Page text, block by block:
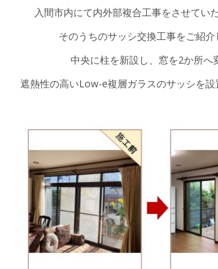
入間市内にて内外部複合工事をさせてい
そのうちのサッシ交換工事をご紹介
中央に柱を新設し、窓を2か所へ
遮熱性の高いLow-e複層ガラスのサッシを設